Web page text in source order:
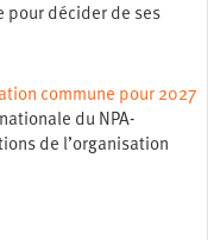
pour décider de ses
commune pour 2027
du NPA-
de l’organisation